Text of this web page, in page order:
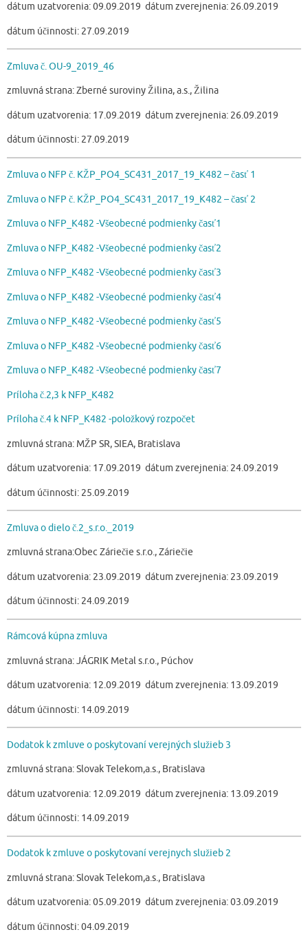
dátum uzatvorenia: 09.09.2019 dátum zverejnenia: 26.09.2019
dátum účinnosti: 27.09.2019
Zmluva č. OU-9_2019_46
zmluvná strana: Zberné suroviny Žilina, a.s., Žilina
dátum uzatvorenia: 17.09.2019 dátum zverejnenia: 26.09.2019
dátum účinnosti: 27.09.2019
Zmluva o NFP č. KŽP_PO4_SC431_2017_19_K482 – časť 1
Zmluva o NFP č. KŽP_PO4_SC431_2017_19_K482 – časť 2
Zmluva o NFP_K482 -Všeobecné podmienky časť1
Zmluva o NFP_K482 -Všeobecné podmienky časť2
Zmluva o NFP_K482 -Všeobecné podmienky časť3
Zmluva o NFP_K482 -Všeobecné podmienky časť4
Zmluva o NFP_K482 -Všeobecné podmienky časť5
Zmluva o NFP_K482 -Všeobecné podmienky časť6
Zmluva o NFP_K482 -Všeobecné podmienky časť7
Príloha č.2,3 k NFP_K482
Príloha č.4 k NFP_K482 -položkový rozpočet
zmluvná strana: MŽP SR, SIEA, Bratislava
dátum uzatvorenia: 17.09.2019 dátum zverejnenia: 24.09.2019
dátum účinnosti: 25.09.2019
Zmluva o dielo č.2_s.r.o._2019
zmluvná strana:Obec Záriečie s.r.o., Záriečie
dátum uzatvorenia: 23.09.2019 dátum zverejnenia: 23.09.2019
dátum účinnosti: 24.09.2019
Rámcová kúpna zmluva
zmluvná strana: JÁGRIK Metal s.r.o., Púchov
dátum uzatvorenia: 12.09.2019 dátum zverejnenia: 13.09.2019
dátum účinnosti: 14.09.2019
Dodatok k zmluve o poskytovaní verejných služieb 3
zmluvná strana: Slovak Telekom,a.s., Bratislava
dátum uzatvorenia: 12.09.2019 dátum zverejnenia: 13.09.2019
dátum účinnosti: 14.09.2019
Dodatok k zmluve o poskytovaní verejnych služieb 2
zmluvná strana: Slovak Telekom,a.s., Bratislava
dátum uzatvorenia: 05.09.2019 dátum zverejnenia: 03.09.2019
dátum účinnosti: 04.09.2019